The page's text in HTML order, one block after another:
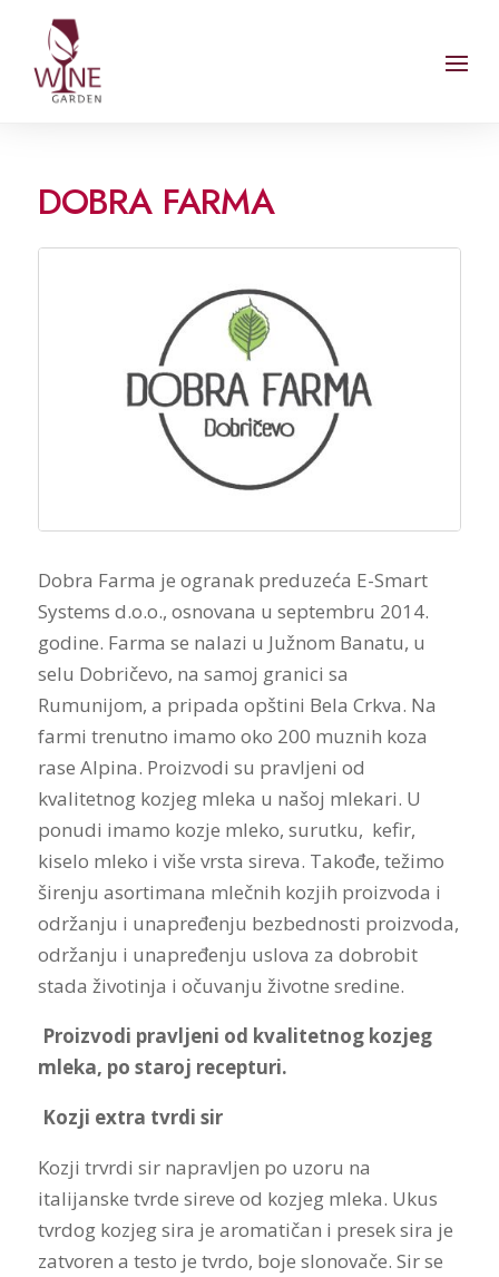
DOBRA FARMA
Dobra Farma je ogranak preduzeća E-Smart
Systems d.o.o., osnovana u septembru 2014.
godine. Farma se nalazi u Južnom Banatu, u
selu Dobričevo, na samoj granici sa
Rumunijom, a pripada opštini Bela Crkva. Na
farmi trenutno imamo oko 200 muznih koza
rase Alpina. Proizvodi su pravljeni od
kvalitetnog kozjeg mleka u našoj mlekari. U
ponudi imamo kozje mleko, surutku, kefir,
kiselo mleko i više vrsta sireva. Takođe, težimo
širenju asortimana mlečnih kozjih proizvoda i
održanju i unapređenju bezbednosti proizvoda,
održanju i unapređenju uslova za dobrobit
stada životinja i očuvanju životne sredine.
Proizvodi pravljeni od kvalitetnog kozjeg
mleka, po staroj recepturi.
Kozji extra tvrdi sir
Kozji trvrdi sir napravljen po uzoru na
italijanske tvrde sireve od kozjeg mleka. Ukus
tvrdog kozjeg sira je aromatičan i presek sira je
zatvoren a testo je tvrdo, boje slonovače. Sir se